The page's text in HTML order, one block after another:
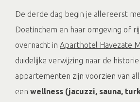
De derde dag begin je allereerst
Doetinchem en haar omgeving of
overnacht in Aparthotel Havezate
duidelijke verwijzing naar de
appartementen zijn voorzien van
een wellness (jacuzzi, sauna,